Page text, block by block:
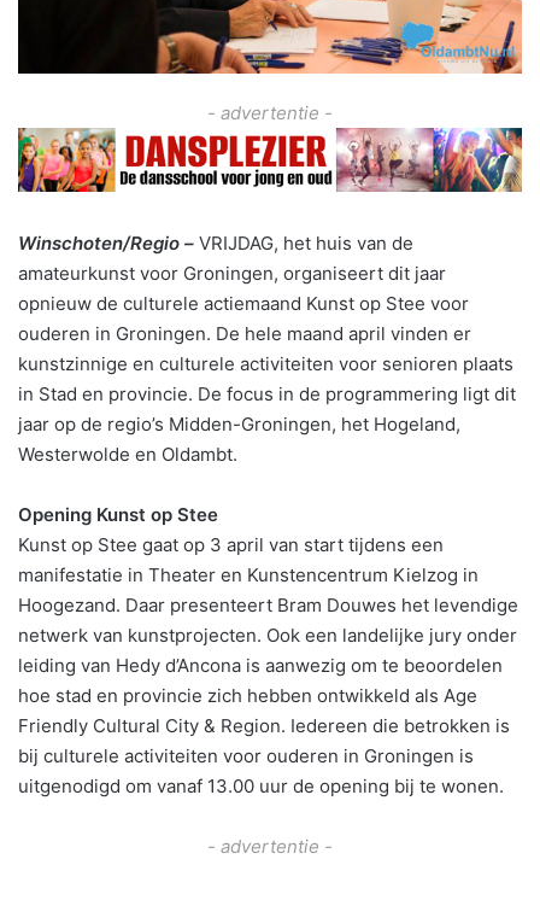
- advertentie -
Winschoten/Regio – VRIJDAG, het huis van de
amateurkunst voor Groningen, organiseert dit jaar
opnieuw de culturele actiemaand Kunst op Stee voor
ouderen in Groningen. De hele maand april vinden er
kunstzinnige en culturele activiteiten voor senioren plaats
in Stad en provincie. De focus in de programmering ligt dit
jaar op de regio’s Midden-Groningen, het Hogeland,
Westerwolde en Oldambt.
Opening Kunst op Stee
Kunst op Stee gaat op 3 april van start tijdens een
manifestatie in Theater en Kunstencentrum Kielzog in
Hoogezand. Daar presenteert Bram Douwes het levendige
netwerk van kunstprojecten. Ook een landelijke jury onder
leiding van Hedy d’Ancona is aanwezig om te beoordelen
hoe stad en provincie zich hebben ontwikkeld als Age
Friendly Cultural City & Region. Iedereen die betrokken is
bij culturele activiteiten voor ouderen in Groningen is
uitgenodigd om vanaf 13.00 uur de opening bij te wonen.
- advertentie -